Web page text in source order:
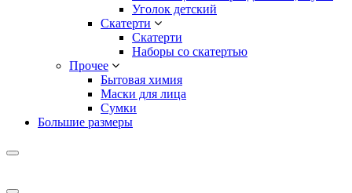
Уголок детский
Скатерти
Скатерти
Наборы со скатертью
Прочее
Бытовая химия
Маски для лица
Сумки
Большие размеры